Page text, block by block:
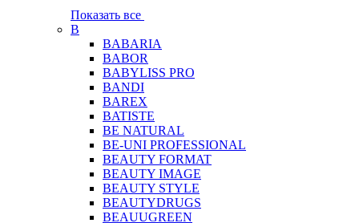
Показать все
B
BABARIA
BABOR
BABYLISS PRO
BANDI
BAREX
BATISTE
BE NATURAL
BE-UNI PROFESSIONAL
BEAUTY FORMAT
BEAUTY IMAGE
BEAUTY STYLE
BEAUTYDRUGS
BEAUUGREEN